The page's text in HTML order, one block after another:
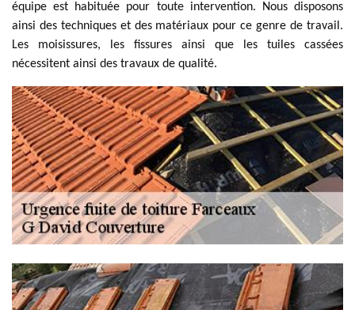
équipe est habituée pour toute intervention. Nous disposons
ainsi des techniques et des matériaux pour ce genre de travail.
Les moisissures, les fissures ainsi que les tuiles cassées
nécessitent ainsi des travaux de qualité.